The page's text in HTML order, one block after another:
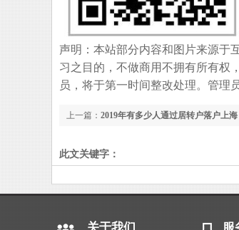
声明：本站部分内容和图片来源于
习之目的，不做商用不拥有所有权
员，将于第一时间整改处理。管理
上一篇： 2019年有多少人通过居转户落户上
此文关键字：